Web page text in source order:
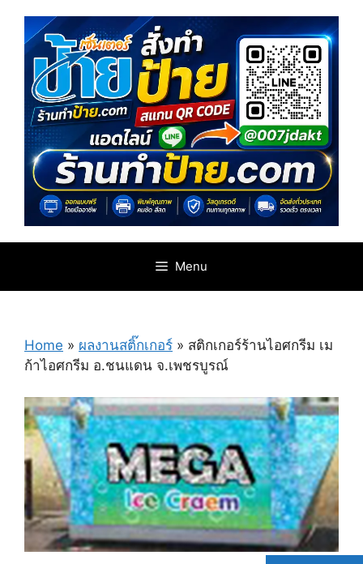
content
Menu
Home » ผลงานสติ๊กเกอร์ » สติกเกอร์ร้านไอศกรีม เม
ก้าไอศกรีม อ.ชนแดน จ.เพชรบูรณ์